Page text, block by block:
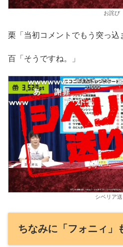
お詫び
栗「当初コメントでもう突っ込
百「そうですね。」
シベリア送
ちなみに「フォニィ」